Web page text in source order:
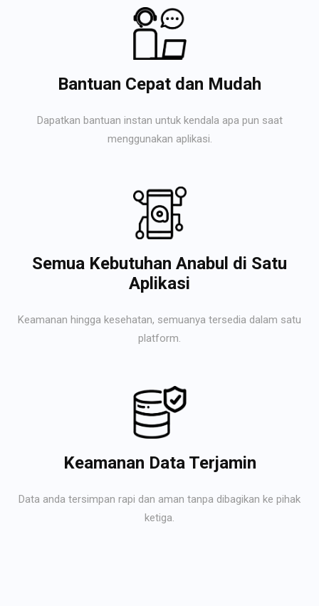
Bantuan Cepat dan Mudah
Dapatkan bantuan instan untuk kendala apa pun saat
menggunakan aplikasi.
Semua Kebutuhan Anabul di Satu
Aplikasi
Keamanan hingga kesehatan, semuanya tersedia dalam satu
platform.
Keamanan Data Terjamin
Data anda tersimpan rapi dan aman tanpa dibagikan ke pihak
ketiga.